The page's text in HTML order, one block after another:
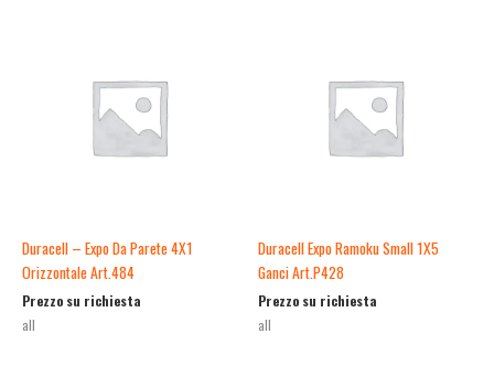
Duracell – Expo Da Parete 4X1
Orizzontale Art.484
Prezzo su richiesta
all
Duracell Expo Ramoku Small 1X5
Ganci Art.P428
Prezzo su richiesta
all